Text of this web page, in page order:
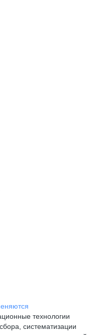
технологии
систематизации